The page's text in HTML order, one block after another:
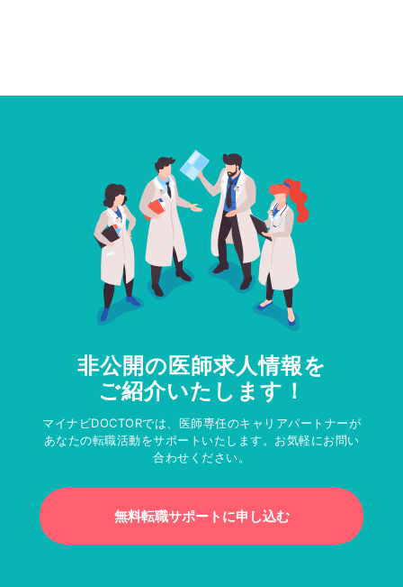
非公開の医師求人情報を
ご紹介いたします！
マイナビDOCTORでは、医師専任のキャリアパートナーが
あなたの転職活動をサポートいたします。お気軽にお問い
合わせください。
無料転職サポートに申し込む